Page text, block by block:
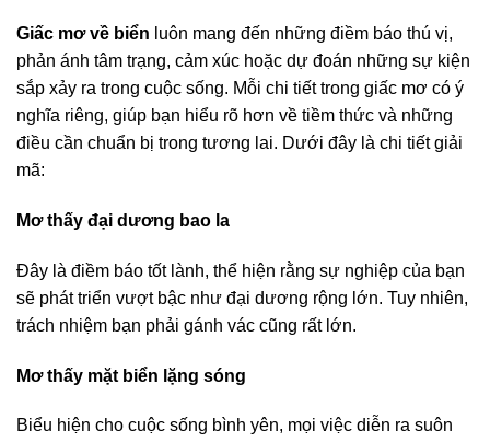
Giấc mơ về biển luôn mang đến những điềm báo thú vị,
phản ánh tâm trạng, cảm xúc hoặc dự đoán những sự kiện
sắp xảy ra trong cuộc sống. Mỗi chi tiết trong giấc mơ có ý
nghĩa riêng, giúp bạn hiểu rõ hơn về tiềm thức và những
điều cần chuẩn bị trong tương lai. Dưới đây là chi tiết giải
mã:
Mơ thấy đại dương bao la
Đây là điềm báo tốt lành, thể hiện rằng sự nghiệp của bạn
sẽ phát triển vượt bậc như đại dương rộng lớn. Tuy nhiên,
trách nhiệm bạn phải gánh vác cũng rất lớn.
Mơ thấy mặt biển lặng sóng
Biểu hiện cho cuộc sống bình yên, mọi việc diễn ra suôn